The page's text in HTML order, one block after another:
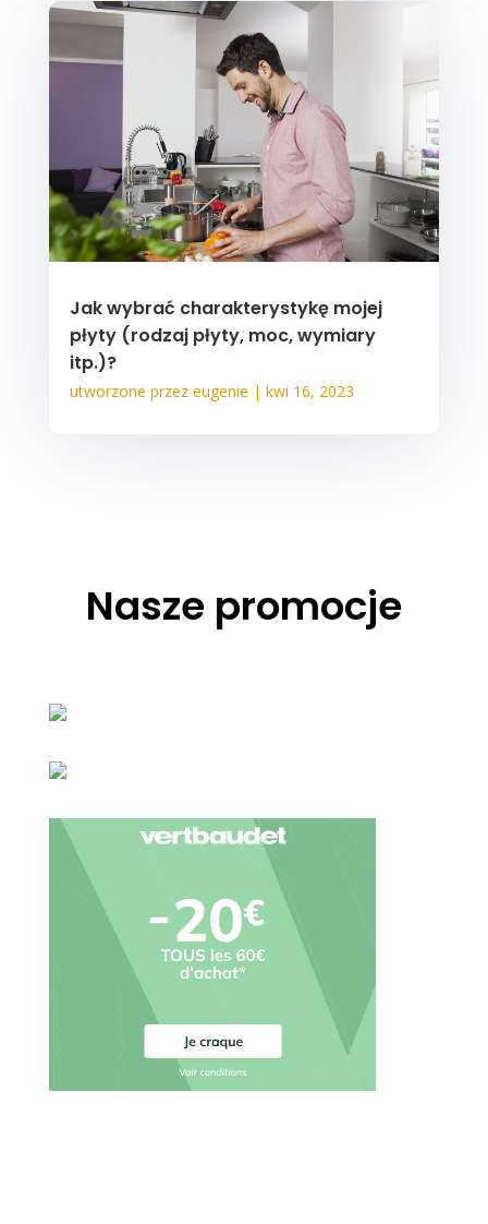
Jak wybrać charakterystykę mojej
płyty (rodzaj płyty, moc, wymiary
itp.)?
utworzone przez eugenie | kwi 16, 2023
Nasze promocje